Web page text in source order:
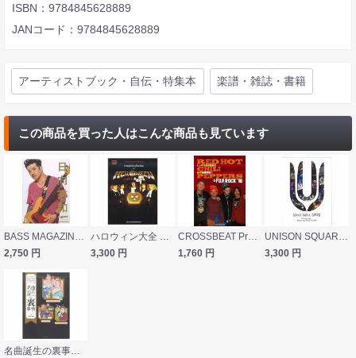
ISBN：9784845628889
JANコード：9784845628889
アーティストブック・自伝・特集本 楽譜・雑誌・書籍
この商品を買った人はこんな商品も見ています
BASS MAGAZINE SPECIAL FEATURE SERIES 日向秀和 リットーミュージック
2,750 円
ハロウィン大全 シンコーミュージック
3,300 円
CROSSBEAT Presents レッド・ホット・チリ・ペッパーズ＆フジロック 16 シンコーミュージック
1,760 円
UNISON SQUARE GARDEN 15th Anniversary Thank you, ROCK BAND! シンコーミュージック
3,300 円
名曲誕生の裏事情 歴代作曲家ギャラ比べ2 学習研究社